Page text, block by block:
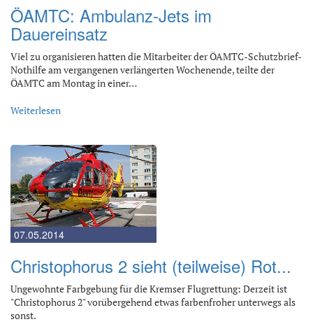
ÖAMTC: Ambulanz-Jets im
Dauereinsatz
Viel zu organisieren hatten die Mitarbeiter der ÖAMTC-Schutzbrief-
Nothilfe am vergangenen verlängerten Wochenende, teilte der
ÖAMTC am Montag in einer…
Weiterlesen
07.05.2014
Christophorus 2 sieht (teilweise) Rot...
Ungewohnte Farbgebung für die Kremser Flugrettung: Derzeit ist
"Christophorus 2" vorübergehend etwas farbenfroher unterwegs als
sonst.